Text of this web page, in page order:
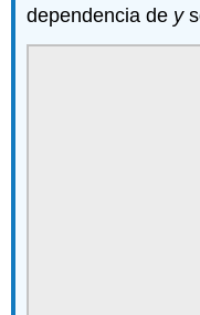
dependencia de y